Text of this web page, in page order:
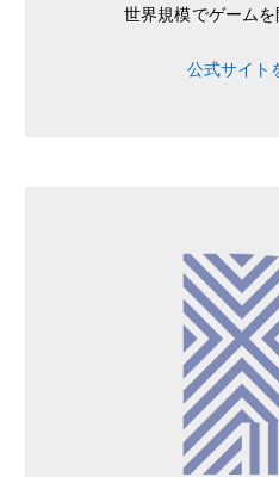
世界規模でゲームを
公式サイト